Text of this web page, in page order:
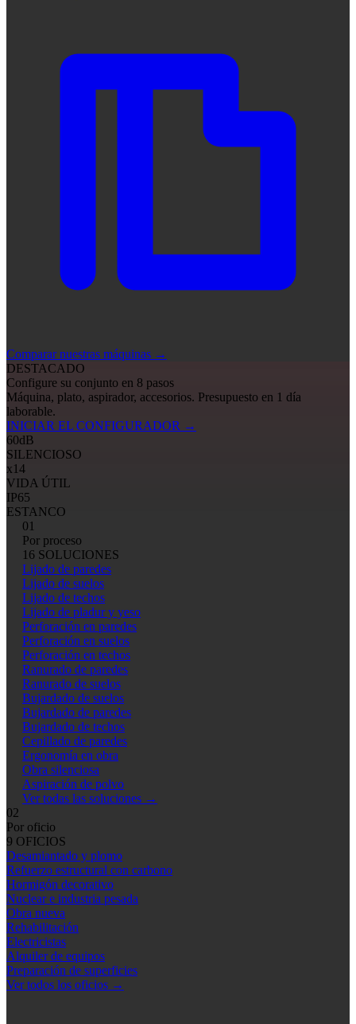
Comparar nuestras máquinas →
DESTACADO
Configure su conjunto en 8 pasos
Máquina, plato, aspirador, accesorios. Presupuesto en 1 día
laborable.
INICIAR EL CONFIGURADOR →
60dB
SILENCIOSO
x14
VIDA ÚTIL
IP65
ESTANCO
01
Por proceso
16 SOLUCIONES
Lijado de paredes
Lijado de suelos
Lijado de techos
Lijado de pladur y yeso
Perforación en paredes
Perforación en suelos
Perforación en techos
Ranurado de paredes
Ranurado de suelos
Bujardado de suelos
Bujardado de paredes
Bujardado de techos
Cepillado de paredes
Ergonomía en obra
Obra silenciosa
Aspiración de polvo
Ver todas las soluciones →
02
Por oficio
9 OFICIOS
Desamiantado y plomo
Refuerzo estructural con carbono
Hormigón decorativo
Nuclear e industria pesada
Obra nueva
Rehabilitación
Electricistas
Alquiler de equipos
Preparación de superficies
Ver todos los oficios →